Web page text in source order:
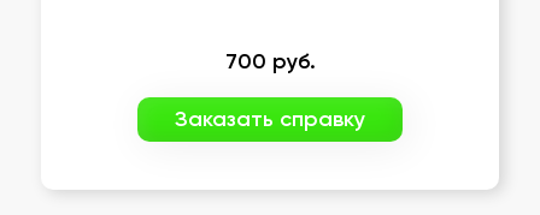
700 руб.
Заказать справку